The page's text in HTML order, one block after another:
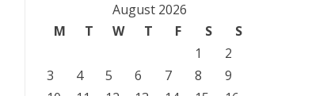
August 2026
M
T W T F S
S
1
2
3
4 5 6 7 8
9